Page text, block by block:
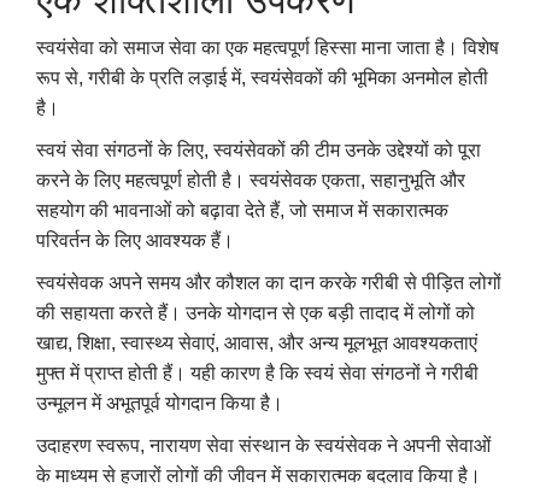
स्वयंसेवा को समाज सेवा का एक महत्वपूर्ण हिस्सा माना जाता है। विशेष
रूप से, गरीबी के प्रति लड़ाई में, स्वयंसेवकों की भूमिका अनमोल होती
है।
स्वयं सेवा संगठनों के लिए, स्वयंसेवकों की टीम उनके उद्देश्यों को पूरा
करने के लिए महत्वपूर्ण होती है। स्वयंसेवक एकता, सहानुभूति और
सहयोग की भावनाओं को बढ़ावा देते हैं, जो समाज में सकारात्मक
परिवर्तन के लिए आवश्यक हैं।
स्वयंसेवक अपने समय और कौशल का दान करके गरीबी से पीड़ित लोगों
की सहायता करते हैं। उनके योगदान से एक बड़ी तादाद में लोगों को
खाद्य, शिक्षा, स्वास्थ्य सेवाएं, आवास, और अन्य मूलभूत आवश्यकताएं
मुफ्त में प्राप्त होती हैं। यही कारण है कि स्वयं सेवा संगठनों ने गरीबी
उन्मूलन में अभूतपूर्व योगदान किया है।
उदाहरण स्वरूप, नारायण सेवा संस्थान के स्वयंसेवक ने अपनी सेवाओं
के माध्यम से हजारों लोगों की जीवन में सकारात्मक बदलाव किया है।